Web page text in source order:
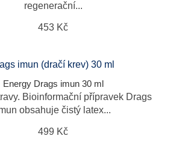
regenerační...
453 Kč
Energy Drags imun 30 ml
Bioinformační přípravek Drags
obsahuje čistý latex...
499 Kč